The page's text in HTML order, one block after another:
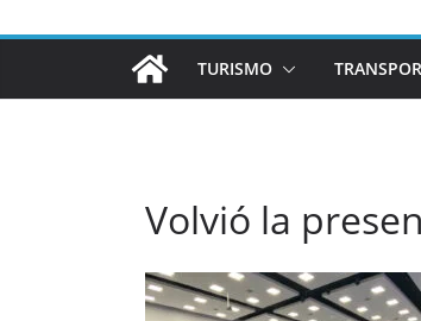
TURISMO
Volvió la